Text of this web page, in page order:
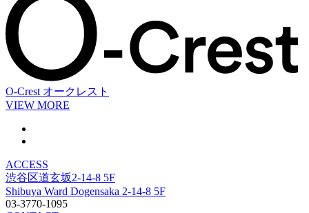
O-Crest オークレスト
VIEW MORE
ACCESS
渋谷区道玄坂2-14-8 5F
Shibuya Ward Dogensaka 2-14-8 5F
03-3770-1095